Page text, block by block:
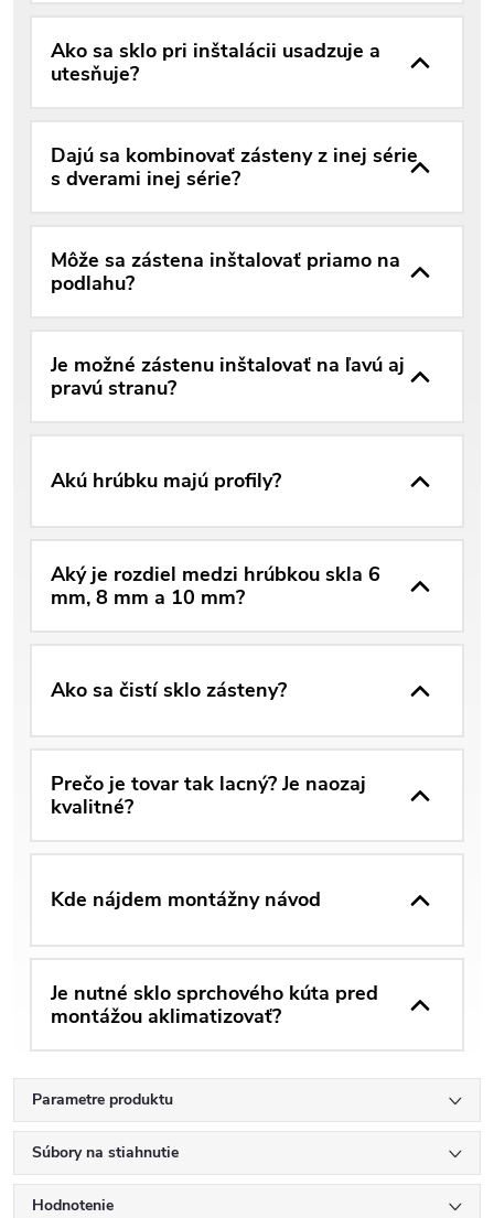
Ako sa sklo pri inštalácii usadzuje a
utesňuje?
Dajú sa kombinovať zásteny z inej série
s dverami inej série?
Môže sa zástena inštalovať priamo na
podlahu?
Je možné zástenu inštalovať na ľavú aj
pravú stranu?
Akú hrúbku majú profily?
Aký je rozdiel medzi hrúbkou skla 6
mm, 8 mm a 10 mm?
Ako sa čistí sklo zásteny?
Prečo je tovar tak lacný? Je naozaj
kvalitné?
Kde nájdem montážny návod
Je nutné sklo sprchového kúta pred
montážou aklimatizovať?
Parametre produktu
Súbory na stiahnutie
Hodnotenie